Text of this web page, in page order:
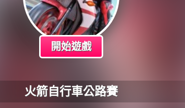
開始遊戲
火箭自行車公路賽